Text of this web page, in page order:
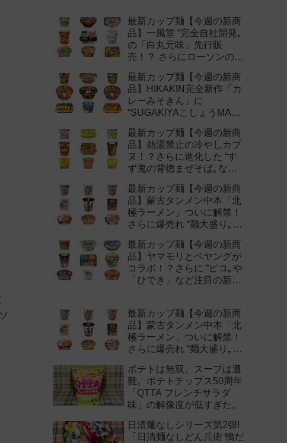
最新カップ麺【今週の新商
品】一風堂 “完全自社開発„
の「白丸元味」先行販
売！？ さらにローソンの激
新作まとめ！
最新カップ麺【今週の新商
品】HIKAKIN完全新作「カ
レーみそきん」に
“SUGAKIYAこしょうMAX„
最新カップ麺【今週の新商
品】熱湯禁止の冷やしカプ
ヌ！？さらに進化した “す
ず鬼の背徳まぜそば„ など
最新カップ麺【今週の新商
品】蒙古タンメン中本「北
極ラーメン」ついに解禁！
さらに爆売れ “麺大盛り„ シ
作まとめ！
最新カップ麺【今週の新商
品】ヤマモリとペヤングが
コラボ！？さらに “ピコ„ や
「ひでき」など注目の新作
最新カップ麺【今週の新商
品】蒙古タンメン中本「北
極ラーメン」ついに解禁！
さらに爆売れ “麺大盛り„ シ
作まとめ！
ポテトは無双、スープは遭
難。ポテトチップス50周年
「QTTA フレンチサラダ
味」の解像度が低すぎた。
日清麺なしシリーズ第2弾!
「日清麺なしどん兵衛 鴨だ